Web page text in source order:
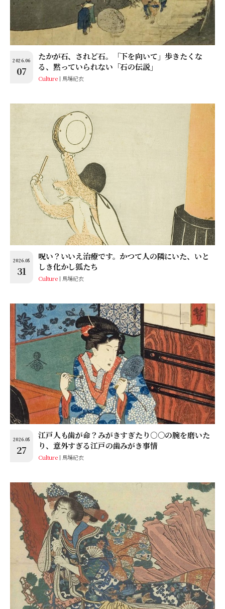
2026.06
07
たかが石、されど石。「下を向いて」歩きたくな
る、黙っていられない「石の伝説」
Culture 馬場紀衣
2026.05
31
呪い？いいえ治療です。かつて人の隣にいた、いと
しき化かし狐たち
Culture 馬場紀衣
2026.05
27
江戸人も歯が命？みがきすぎたり○○の腕を磨いた
り、意外すぎる江戸の歯みがき事情
Culture 馬場紀衣